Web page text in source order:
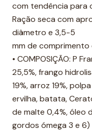
com tendência para
Ração seca com
diâmetro e 3,5-5
mm de
• COMPOSIÇÃO: P
25,5%, frango
19%, arroz 19%,
ervilha, batata,
de malte 0,4%, óleo
gordos ómega 3 e 6)